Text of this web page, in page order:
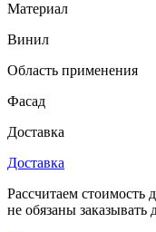
Материал
Винил
Область применения
Фасад
Доставка
Доставка
Рассчитаем
не обязаны заказывать